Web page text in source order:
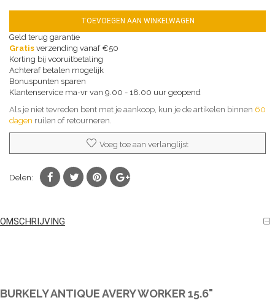
TOEVOEGEN AAN WINKELWAGEN
Geld terug garantie
Gratis verzending vanaf €50
Korting bij vooruitbetaling
Achteraf betalen mogelijk
Bonuspunten sparen
Klantenservice ma-vr van 9.00 - 18.00 uur geopend
Als je niet tevreden bent met je aankoop, kun je de artikelen binnen 60
dagen ruilen of retourneren.
Voeg toe aan verlanglijst
Delen:
OMSCHRIJVING
BURKELY ANTIQUE AVERY WORKER 15.6"